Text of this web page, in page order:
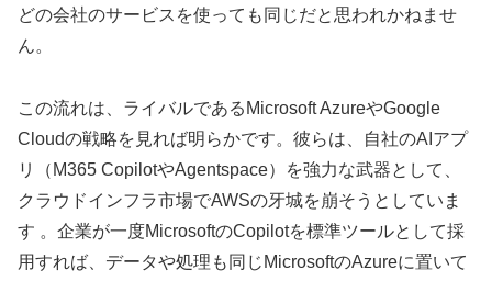
どの会社のサービスを使っても同じだと思われかねませ
ん。
この流れは、ライバルであるMicrosoft AzureやGoogle
Cloudの戦略を見れば明らかです。彼らは、自社のAIアプ
リ（M365 CopilotやAgentspace）を強力な武器として、
クラウドインフラ市場でAWSの牙城を崩そうとしていま
す 。企業が一度MicrosoftのCopilotを標準ツールとして採
用すれば、データや処理も同じMicrosoftのAzureに置いて